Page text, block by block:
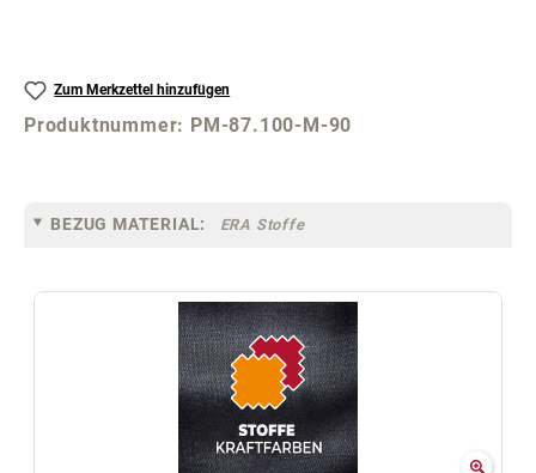
Zum Merkzettel hinzufügen
Produktnummer: PM-87.100-M-90
BEZUG MATERIAL: ERA Stoffe